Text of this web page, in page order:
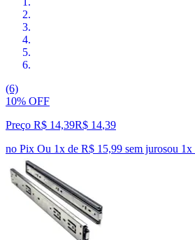
(6)
10% OFF
Preço R$ 14,39R$ 14,39
no Pix Ou 1x de R$ 15,99 sem jurosou 1x